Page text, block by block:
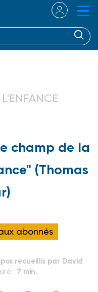
champ de la
(Thomas
abonnés
recueillis par David
: 7 min.